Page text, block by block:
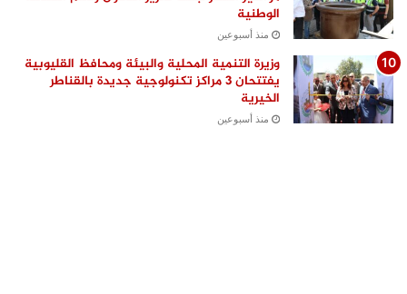
الوطنية
منذ أسبوعين
وزيرة التنمية المحلية والبيئة ومحافظ القليوبية
يفتتحان 3 مراكز تكنولوجية جديدة بالقناطر
الخيرية
منذ أسبوعين